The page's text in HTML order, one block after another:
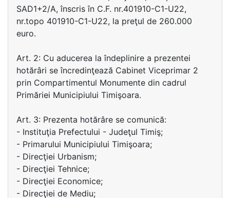
SAD1+2/A, înscris în C.F. nr.401910-C1-U22,
nr.topo 401910-C1-U22, la preţul de 260.000
euro.
Art. 2: Cu aducerea la îndeplinire a prezentei
hotărâri se încredinţează Cabinet Viceprimar 2
prin Compartimentul Monumente din cadrul
Primăriei Municipiului Timişoara.
Art. 3: Prezenta hotărâre se comunică:
- Instituţia Prefectului - Judeţul Timiş;
- Primarului Municipiului Timişoara;
- Direcţiei Urbanism;
- Direcţiei Tehnice;
- Direcţiei Economice;
- Direcţiei de Mediu;